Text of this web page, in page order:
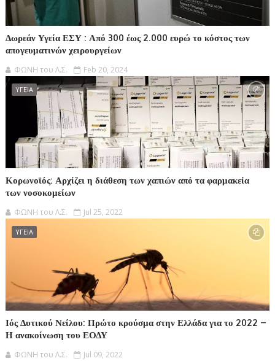
Δωρεάν Υγεία ΕΣΥ : Από 300 έως 2.000 ευρώ το κόστος των
απογευματινών χειρουργείων
ΦΩΝΗ του Λ.Σ. Feb 20, 2024
ΥΓΕΙΑ
Κορωνοϊός: Αρχίζει η διάθεση των χαπιών από τα φαρμακεία
των νοσοκομείων
ΦΩΝΗ του Λ.Σ. Jul 25, 2022
ΥΓΕΙΑ
Ιός Δυτικού Νείλου: Πρώτο κρούσμα στην Ελλάδα για το 2022 –
Η ανακοίνωση του ΕΟΔΥ
ΦΩΝΗ του Λ.Σ. Jul 09, 2022